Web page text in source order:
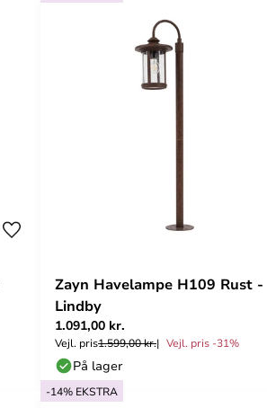
Zayn Havelampe H109 Rust -
Lindby
1.091,00 kr.
Vejl. pris1.599,00 kr. Vejl. pris -31%
På lager
-14% EKSTRA